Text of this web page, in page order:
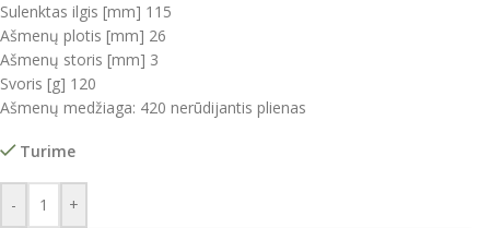
Sulenktas ilgis [mm] 115
Ašmenų plotis [mm] 26
Ašmenų storis [mm] 3
Svoris [g] 120
Ašmenų medžiaga: 420 nerūdijantis plienas
Turime
- +